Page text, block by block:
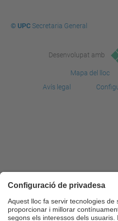
© UPCSecretaria General
Desenvolupat amb
Mapa del lloc
Avís legal